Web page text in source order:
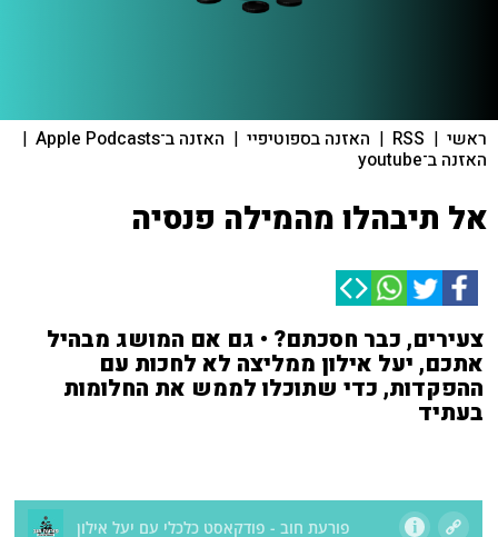
ראשי |
RSS
| האזנה בספוטיפיי | האזנה ב־Apple Podcasts |
האזנה ב־youtube
אל תיבהלו מהמילה פנסיה
צעירים, כבר חסכתם? • גם אם המושג מבהיל
אתכם, יעל אילון ממליצה לא לחכות עם
ההפקדות, כדי שתוכלו לממש את החלומות
בעתיד